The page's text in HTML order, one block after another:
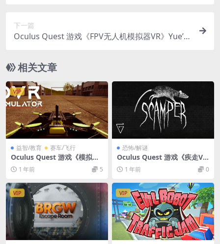
下一篇
Oculus Quest 游戏《FPV无人机模拟器VR》Yue’s
相关文章
VIP
益智/教育 赛车/飞行
Oculus Quest 游戏《模拟无
人机飞行VR》DVR Simulator
VR 游戏下载
1 年前 5
恐怖/解谜
Oculus Quest 游戏《疾走V
R》Scamper VR
1 年前 0
VIP VIP